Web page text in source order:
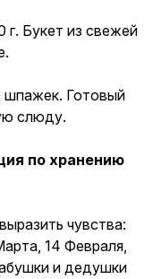
г. Букет из свежей
шпажек. Готовый
слюду.
по хранению
чувства:
14 Февраля,
и дедушки